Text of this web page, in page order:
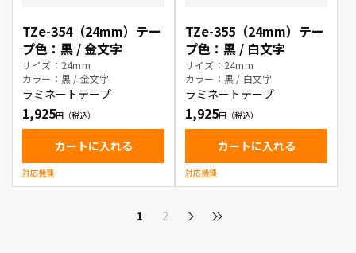
TZe-354（24mm）テー
プ色：黒 / 金文字
サイズ：24mm
カラー：黒 / 金文字
ラミネートテープ
1,925
カートに入れる
対応機種
TZe-355（24mm）テー
プ色：黒 / 白文字
サイズ：24mm
カラー：黒 / 白文字
ラミネートテープ
1,925
カートに入れる
対応機種
1 2